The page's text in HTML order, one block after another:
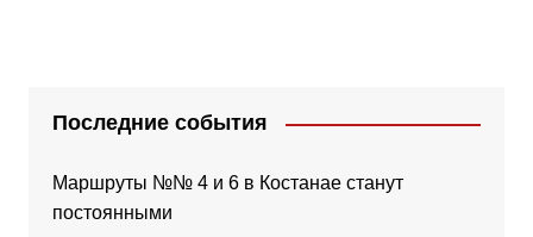
Последние события
Маршруты №№ 4 и 6 в Костанае станут
постоянными